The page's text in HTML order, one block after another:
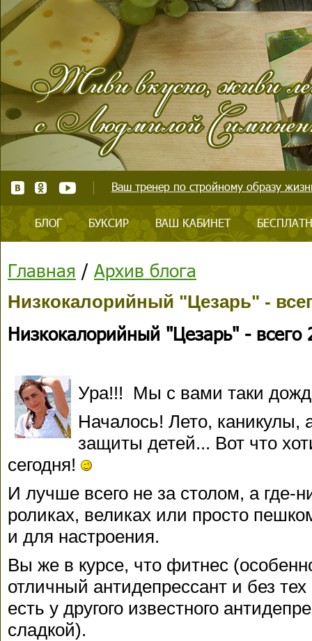
Ваш тренер по стройному образу
БЛОГ БУКСИР ВАШ КАБИНЕТ
Главная / Архив блога
Низкокалорийный "Цезарь" -
Низкокалорийный "Цезарь" - всего
Ура!!! Мы с вами таки
Началось! Лето, каникулы,
защиты детей... Вот что
сегодня!
И лучше всего не за столом, а где-
роликах, великах или просто
и для настроения.
Вы же в курcе, что фитнес
отличный антидепрессант и без
есть у другого известного
сладкой).